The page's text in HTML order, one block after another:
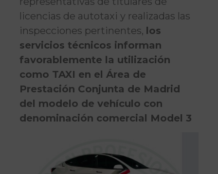
licencias de autotaxi y realizadas las
inspecciones pertinentes, los
servicios técnicos informan
favorablemente la utilización
como TAXI en el Área de
Prestación Conjunta de Madrid
del modelo de vehículo con
denominación comercial Model 3